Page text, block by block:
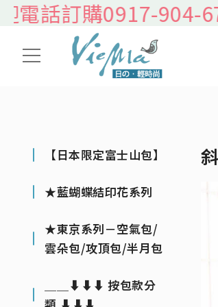
購0917-904-677⭐️⭐️
【日本限定富士山包】
★藍蝴蝶結印花系列
★東京系列－空氣包/
雲朵包/攻頂包/半月包
＿＿⬇⬇⬇ 按包款分